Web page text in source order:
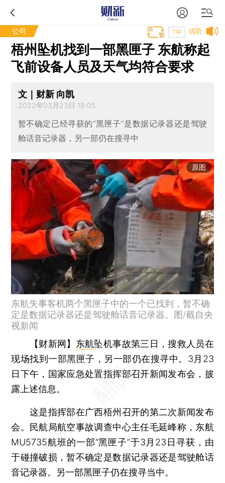
公司 试听
T中
梧州坠机找到一部黑匣子 东航称起
飞前设备人员及天气均符合要求
文｜财新 向凯
2022年03月23日 18:05
暂不确定已经寻获的“黑匣子”是数据记录器还是驾驶
舱话音记录器，另一部仍在搜寻中
原图
东航失事客机两个黑匣子中的一个已找到，暂不确
定是数据记录器还是驾驶舱话音记录器。图/截自央
视新闻
【财新网】 东航坠机事故第三日，搜救人员在
现场找到一部黑匣子，另一部仍在搜寻中。3月23
日下午，国家应急处置指挥部召开新闻发布会，披
露上述信息。
这是指挥部在广西梧州召开的第二次新闻发布
会。民航局航空事故调查中心主任毛延峰称，东航
MU5735航班的一部“黑匣子”于3月23日寻获，由
于碰撞破损，暂不确定是数据记录器还是驾驶舱话
音记录器。另一部黑匣子仍在搜寻当中。